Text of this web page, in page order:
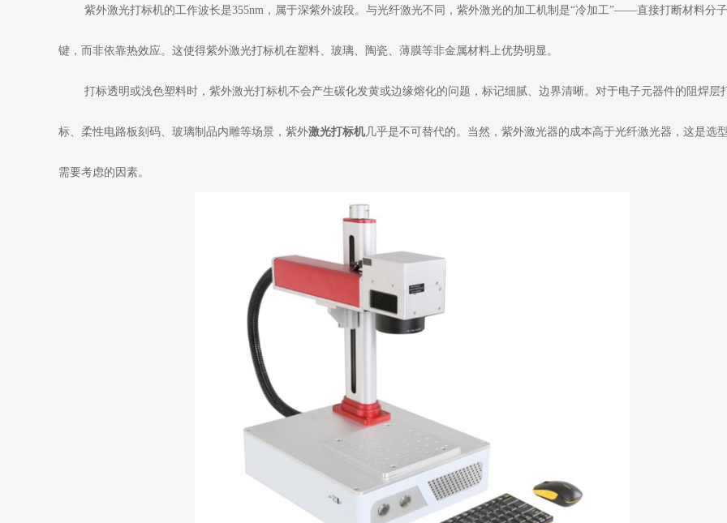
紫外激光打标机的工作波长是355nm，属于深紫外波段。与光纤激光不同，紫外激光的加工机制是“冷加工”——直接打断材料分子
键，而非依靠热效应。这使得紫外激光打标机在塑料、玻璃、陶瓷、薄膜等非金属材料上优势明显。
打标透明或浅色塑料时，紫外激光打标机不会产生碳化发黄或边缘熔化的问题，标记细腻、边界清晰。对于电子元器件的阻焊层
标、柔性电路板刻码、玻璃制品内雕等场景，紫外激光打标机几乎是不可替代的。当然，紫外激光器的成本高于光纤激光器，这是选
需要考虑的因素。